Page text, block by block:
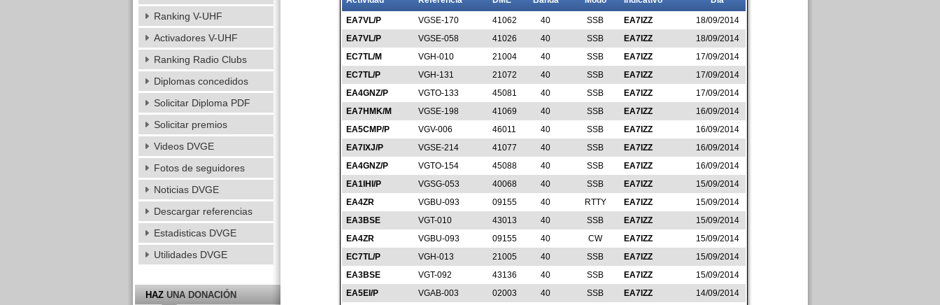
EA7VL/P VGSE-170 41062 40 SSB EA7IZZ
18/09/2014
EA7VL/P
VGSE-058 41026 40 SSB EA7IZZ
18/09/2014
EC7TL/M
VGH-010 21004 40 SSB EA7IZZ
17/09/2014
EC7TL/P
VGH-131 21072 40 SSB EA7IZZ
17/09/2014
EA4GNZ/P
VGTO-133 45081 40 SSB EA7IZZ
17/09/2014
EA7HMK/M
VGSE-198 41069 40 SSB EA7IZZ
16/09/2014
EA5CMP/P
VGV-006 46011 40 SSB EA7IZZ
16/09/2014
EA7IXJ/P
VGSE-214 41077 40 SSB EA7IZZ
16/09/2014
EA4GNZ/P
VGTO-154 45088 40 SSB EA7IZZ
16/09/2014
EA1IHI/P
VGSG-053 40068 40 SSB EA7IZZ
15/09/2014
EA4ZR
VGBU-093 09155 40 RTTY EA7IZZ
15/09/2014
EA3BSE
VGT-010 43013 40 SSB EA7IZZ
15/09/2014
EA4ZR
VGBU-093 09155 40 CW EA7IZZ
15/09/2014
EC7TL/P
VGH-013 21005 40 SSB EA7IZZ
15/09/2014
EA3BSE
VGT-092 43136 40 SSB EA7IZZ
15/09/2014
EA5EI/P
VGAB-003 02003 40 SSB EA7IZZ
14/09/2014
Ranking V-UHF
Activadores V-UHF
Ranking Radio Clubs
Diplomas concedidos
Solicitar Diploma PDF
Solicitar premios
Videos DVGE
Fotos de seguidores
Noticias DVGE
Descargar referencias
Estadisticas DVGE
Utilidades DVGE
HAZUNA DONACIÓN